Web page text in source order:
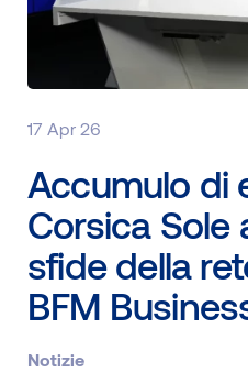
ITEN FR
17 Apr 26
Accumulo di
Corsica Sole
sfide della
BFM
Notizie